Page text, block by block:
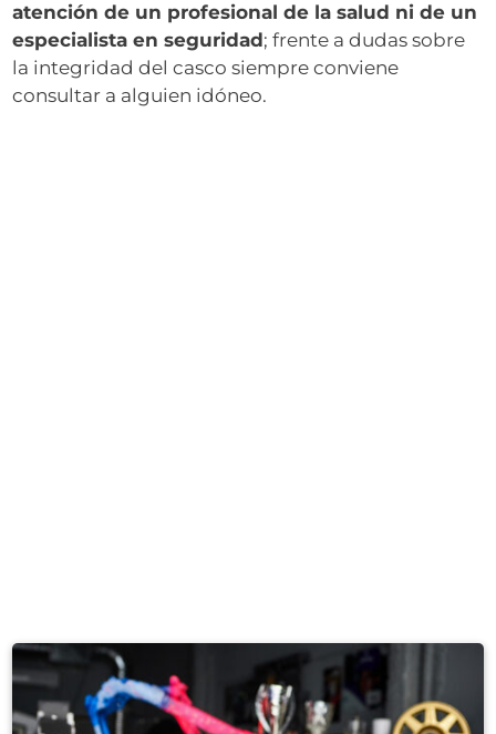
atención de un profesional de la salud ni de un
especialista en seguridad; frente a dudas sobre
la integridad del casco siempre conviene
consultar a alguien idóneo.